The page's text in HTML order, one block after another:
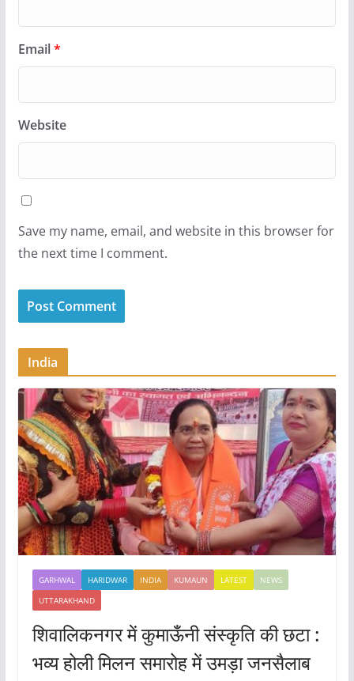
Email*
Website
Save my name, email, and website in this browser for
the next time I comment.
India
GARHWAL HARIDWAR INDIA KUMAUN LATEST
NEWS
UTTARAKHAND
शिवालिकनगर में कुमाऊँनी संस्कृति की छटा :
भव्य होली मिलन समारोह में उमड़ा जनसैलाब